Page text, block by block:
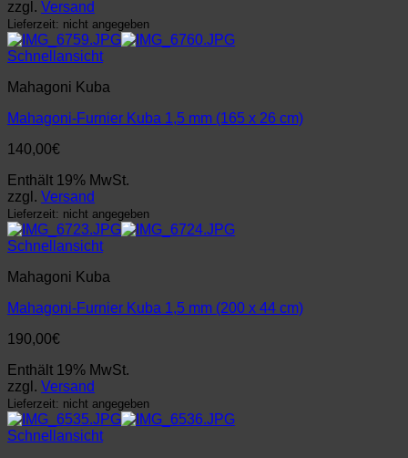
zzgl. Versand
Lieferzeit: nicht angegeben
Schnellansicht
Mahagoni Kuba
Mahagoni-Furnier Kuba 1,5 mm (165 x 26 cm)
140,00€
Enthält 19% MwSt.
zzgl. Versand
Lieferzeit: nicht angegeben
Schnellansicht
Mahagoni Kuba
Mahagoni-Furnier Kuba 1,5 mm (200 x 44 cm)
190,00€
Enthält 19% MwSt.
zzgl. Versand
Lieferzeit: nicht angegeben
Schnellansicht